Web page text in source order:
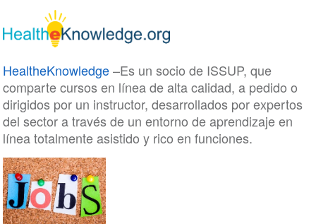
HealtheKnowledge–Es un socio de ISSUP, que
comparte cursos en línea de alta calidad, a pedido o
dirigidos por un instructor, desarrollados por expertos
del sector a través de un entorno de aprendizaje en
línea totalmente asistido y rico en funciones.